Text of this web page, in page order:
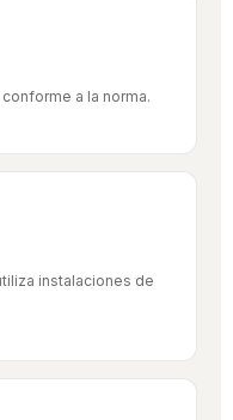
a la norma.
instalaciones de